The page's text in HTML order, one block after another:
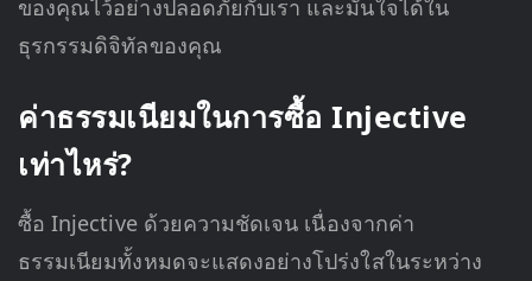
ของคุณไว้อย่างปลอดภัยกับเรา และมั่นใจได้ใน
ธุรกรรมดิจิทัลของคุณ
ค่าธรรมเนียมในการซื้อ Injective
เท่าไหร่?
ซื้อ Injective ด้วยความชัดเจน เนื่องจากค่า
ธรรมเนียมทั้งหมดจะแสดงอย่างโปร่งใสในระหว่าง